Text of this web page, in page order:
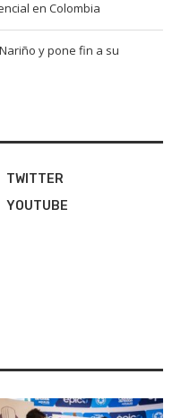
en Colombia
y pone fin a su
TWITTER
YOUTUBE